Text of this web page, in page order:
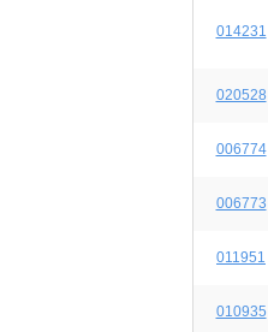
014231
020528
006774
006773
011951
010935